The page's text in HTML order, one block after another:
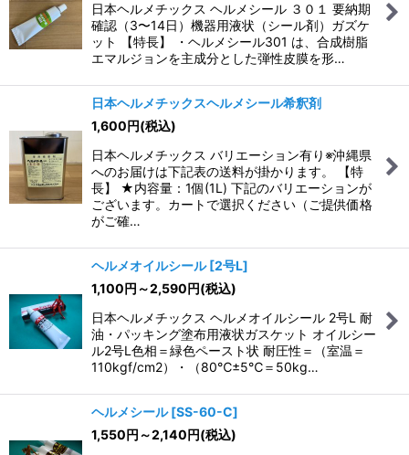
日本ヘルメチックス ヘルメシール ３０１ 要納期
確認（3〜14日）機器用液状（シール剤）ガズケ
ット 【特長】 ・ヘルメシール301 は、合成樹脂
エマルジョンを主成分とした弾性皮膜を形…
日本ヘルメチックスヘルメシール希釈剤
1,600円(税込)
日本ヘルメチックス バリエーション有り※沖縄県
へのお届けは下記表の送料が掛かります。 【特
長】 ★内容量：1個(1L) 下記のバリエーションが
ございます。カートで選択ください（ご提供価格
がご確…
ヘルメオイルシール [2号L]
1,100円 ～2,590円(税込)
日本ヘルメチックス ヘルメオイルシール 2号L 耐
油・パッキング塗布用液状ガスケット オイルシー
ル2号L色相＝緑色ペースト状 耐圧性＝（室温＝
110kgf/cm2）・（80℃±5℃＝50kg…
ヘルメシール [SS-60-C]
1,550円 ～2,140円(税込)